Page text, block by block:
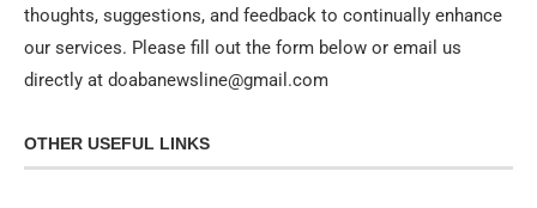
thoughts, suggestions, and feedback to continually enhance
our services. Please fill out the form below or email us
directly at doabanewsline@gmail.com
OTHER USEFUL LINKS